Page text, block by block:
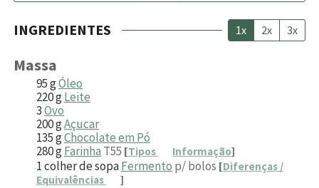
INGREDIENTES 1x 2x 3x
Massa
95gÓleo
220gLeite
3Ovo
200gAçucar
135gChocolate em Pó
280gFarinha T55 [Tipos Informação]
1colher de sopaFermento p/ bolos [Diferenças /
Equivalências
]